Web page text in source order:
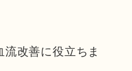
流改善に役立ちま